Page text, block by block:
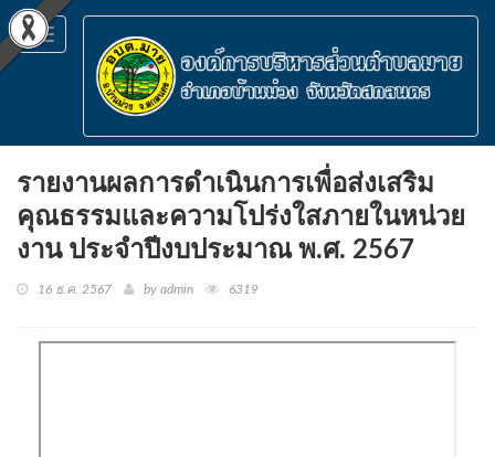
Toggle
navigation
รายงานผลการดำเนินการเพื่อส่งเสริม
คุณธรรมและความโปร่งใสภายในหน่วย
งาน ประจำปีงบประมาณ พ.ศ. 2567
16 ธ.ค. 2567 by admin 6319